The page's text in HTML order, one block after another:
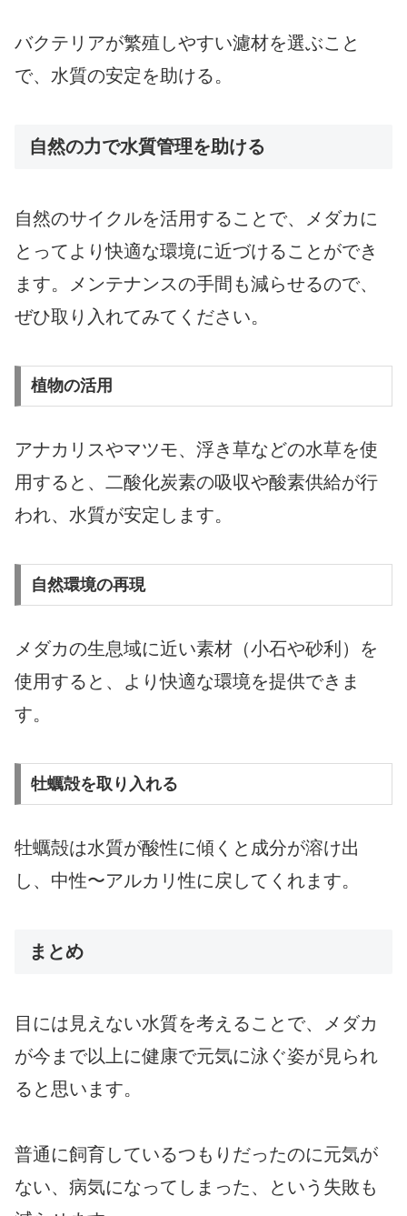
バクテリアが繁殖しやすい濾材を選ぶこと
で、水質の安定を助ける。
自然の力で水質管理を助ける
自然のサイクルを活用することで、メダカに
とってより快適な環境に近づけることができ
ます。メンテナンスの手間も減らせるので、
ぜひ取り入れてみてください。
植物の活用
アナカリスやマツモ、浮き草などの水草を使
用すると、二酸化炭素の吸収や酸素供給が行
われ、水質が安定します。
自然環境の再現
メダカの生息域に近い素材（小石や砂利）を
使用すると、より快適な環境を提供できま
す。
牡蠣殻を取り入れる
牡蠣殻は水質が酸性に傾くと成分が溶け出
し、中性〜アルカリ性に戻してくれます。
まとめ
目には見えない水質を考えることで、メダカ
が今まで以上に健康で元気に泳ぐ姿が見られ
ると思います。
普通に飼育しているつもりだったのに元気が
ない、病気になってしまった、という失敗も